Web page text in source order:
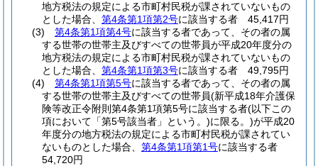
地方税法の規定による市町村民税が課されていないもの
とした場合、 第4条第1項第2号に該当する者 45,417円
(3)
第4条第1項第4号に該当する者であって、その者の属
する世帯の世帯主及びすべての世帯員が平成20年度分の
地方税法の規定による市町村民税が課されていないもの
とした場合、 第4条第1項第3号に該当する者 49,795円
(4)
第4条第1項第5号に該当する者であって、その者の属
する世帯の世帯主及びすべての世帯員(新平成18年介護保
険等改正令附則第4条第1項第5号に該当する者(以下この
項において「第5号該当者」という。)に限る。)が平成20
年度分の地方税法の規定による市町村民税が課されてい
ないものとした場合、 第4条第1項第1号に該当する者
54,720円